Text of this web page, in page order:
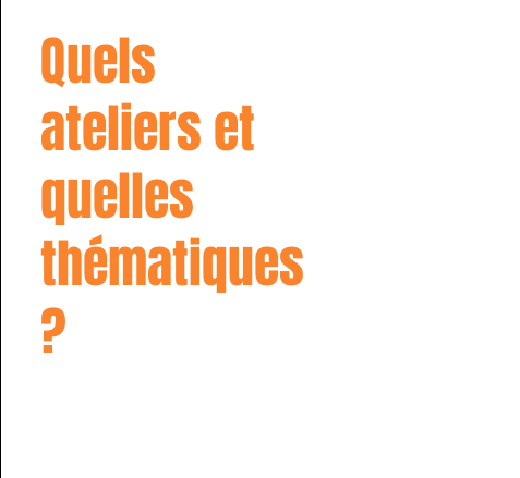
Quels
ateliers et
quelles
thématiques
?